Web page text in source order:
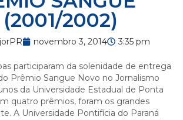
(2001/2002)
novembro 3, 2014 3:35 pm
participaram da solenidade de entrega
Prêmio Sangue Novo no Jornalismo
da Universidade Estadual de Ponta
quatro prêmios, foram os grandes
A Universidade Pontifícia do Paraná